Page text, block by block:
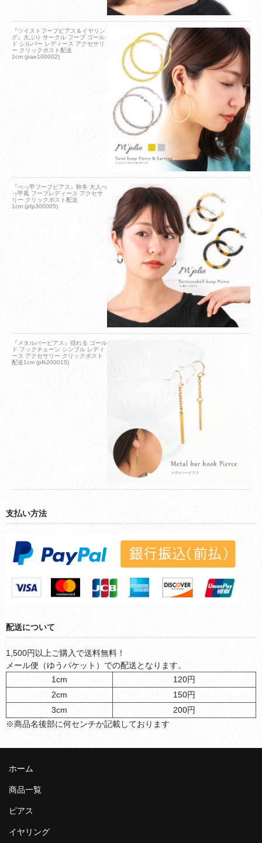
『ツイストフープピアス＆イヤリン
グ』大ぶり サークル フープ ゴール
ド シルバー レディース アクセサリ
ー クリックポスト配送
1cm (pae100002)
『べっ甲フープピアス』秋冬 大人べ
っ甲風 フープレディース アクセサ
リー クリックポスト配送
1cm (pfp300005)
『メタルバーピアス』揺れる ゴール
ド フックチェーン シンプル レディ
ース アクセサリー クリックポスト
配送1cm (pfk200015)
支払い方法
配送について
1,500円以上ご購入で送料無料！
メール便（ゆうパケット）での配送となります。
1cm
120円
2cm
150円
3cm
200円
※商品名後部に何センチか記載しております
ホーム
商品一覧
ピアス
イヤリング